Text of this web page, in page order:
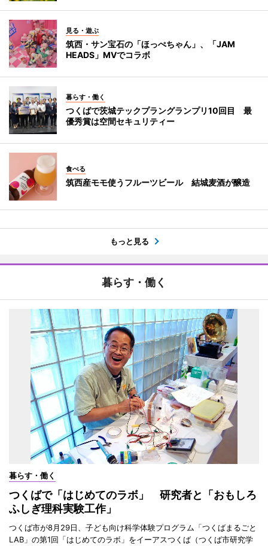
見る・遊ぶ
筑西・サン宝石の「ほっぺちゃん」、「JAM
HEADS」MVでコラボ
暮らす・働く
つくばで茨城テックプラングランプリ10回目 最
優秀賞は空間セキュリティー
食べる
筑西産モモ使うフルーツビール 結城麦酒が醸造
もっと見る
暮らす・働く
暮らす・働く
つくばで「はじめてのラボ」 研究者と「おもしろ
ふしぎ理科実験工作」
つくば市が8月29日、子ども向け科学体験プログラム「つくばまるごと
LAB」の第1回「はじめてのラボ」をイーアスつくば（つくば市研究学